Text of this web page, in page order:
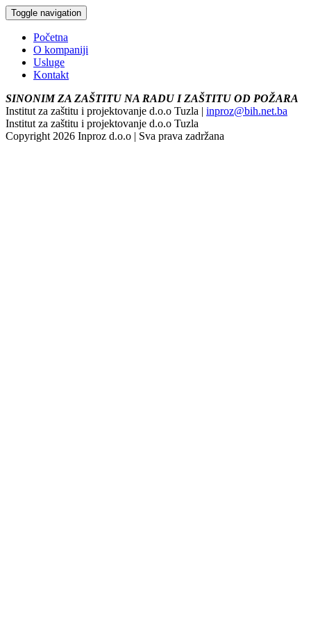
Toggle navigation
Početna
O kompaniji
Usluge
Kontakt
SINONIM ZA ZAŠTITU NA RADU I ZAŠTITU OD POŽARA
Institut za zaštitu i projektovanje d.o.o Tuzla | inproz@bih.net.ba
Institut za zaštitu i projektovanje d.o.o Tuzla
Copyright 2026 Inproz d.o.o | Sva prava zadržana